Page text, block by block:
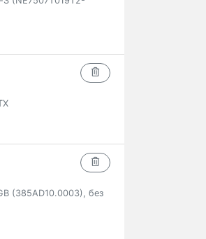
(385AD10.0003), без